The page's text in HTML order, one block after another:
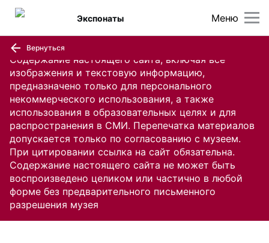
Содержание настоящего сайта, включая все
изображения и текстовую информацию,
предназначено только для персонального
некоммерческого использования, а также
использования в образовательных целях и для
распространения в СМИ. Перепечатка материалов
допускается только по согласованию с музеем.
При цитировании ссылка на сайт обязательна.
Содержание настоящего сайта не может быть
воспроизведено целиком или частично в любой
форме без предварительного письменного
разрешения музея
Меню
Экспонаты
Вернуться